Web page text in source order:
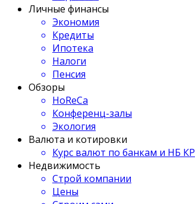
Личные финансы
Экономия
Кредиты
Ипотека
Налоги
Пенсия
Обзоры
HoReCa
Конференц-залы
Экология
Валюта и котировки
Курс валют по банкам и НБ КР
Недвижимость
Строй компании
Цены